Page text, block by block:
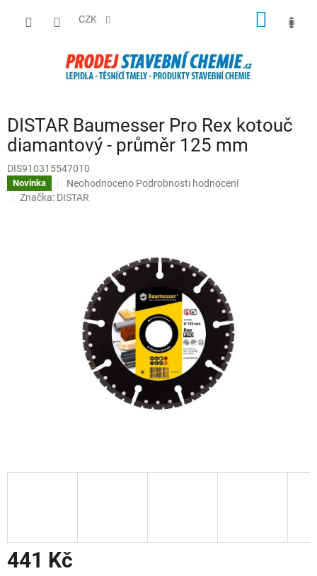
CZK
DISTAR Baumesser Pro Rex kotouč
diamantový - průměr 125 mm
DIS910315547010
Novinka
Průměrné
hodnocení
hvězdiček.
Neohodnoceno Podrobnosti hodnocení
Značka: DISTAR
441 Kč